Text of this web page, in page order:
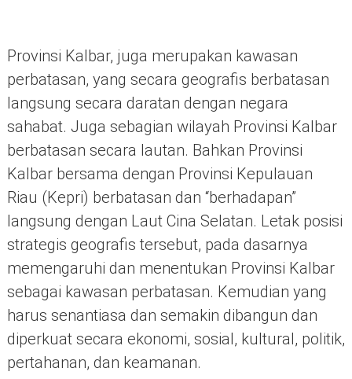
Provinsi Kalbar, juga merupakan kawasan
perbatasan, yang secara geografis berbatasan
langsung secara daratan dengan negara
sahabat. Juga sebagian wilayah Provinsi Kalbar
berbatasan secara lautan. Bahkan Provinsi
Kalbar bersama dengan Provinsi Kepulauan
Riau (Kepri) berbatasan dan “berhadapan”
langsung dengan Laut Cina Selatan. Letak posisi
strategis geografis tersebut, pada dasarnya
memengaruhi dan menentukan Provinsi Kalbar
sebagai kawasan perbatasan. Kemudian yang
harus senantiasa dan semakin dibangun dan
diperkuat secara ekonomi, sosial, kultural, politik,
pertahanan, dan keamanan.